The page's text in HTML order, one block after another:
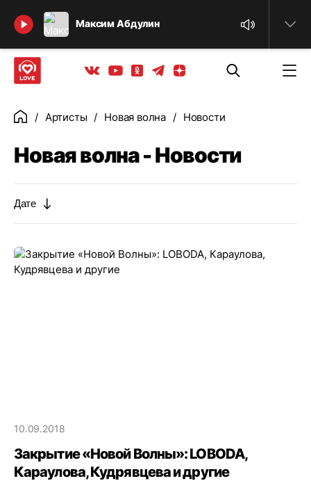
Максим Абдулин
Найти
Вконтакте
YoutubeОдноклассники
ТелеграмЯндекс дзен
ГлавнаяАртисты Новая волна Новости
Новая волна - Новости
Дате
10.09.2018
Закрытие «Новой Волны»: LOBODA,
Караулова, Кудрявцева и другие